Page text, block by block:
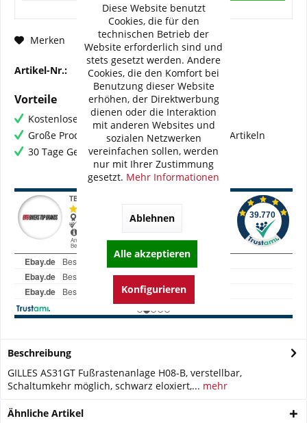
Merken Fragen zum Artikel?
Artikel-Nr.: 46-SC5404-105
Vorteile
Kostenloser Versand ab € 60,- Bestellwert
Große Produktauswahl mit mehr als 80.000 Artikeln
30 Tage Geld-Zurück-Garantie
Beschreibung
GILLES AS31GT Fußrastenanlage H08-B, verstellbar,
Schaltumkehr möglich, schwarz eloxiert,... mehr
Ähnliche Artikel
Diese Website benutzt
Cookies, die für den
technischen Betrieb der
Website erforderlich sind und
stets gesetzt werden. Andere
Cookies, die den Komfort bei
Benutzung dieser Website
erhöhen, der Direktwerbung
dienen oder die Interaktion
mit anderen Websites und
sozialen Netzwerken
vereinfachen sollen, werden
nur mit Ihrer Zustimmung
gesetzt. Mehr Informationen
Ablehnen
Alle akzeptieren
Konfigurieren